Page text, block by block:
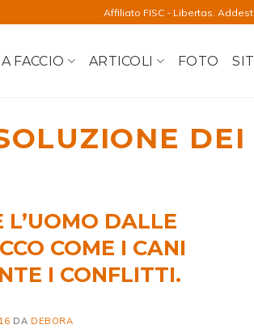
Affiliato FISC - Libertas.
FACCIO ARTICOLI FOTO
DALLE
COME I CANI
I CONFLITTI.
DA DEBORA